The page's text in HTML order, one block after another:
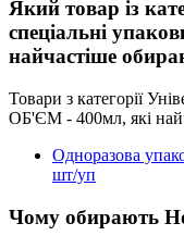
упаковка для ролів
пластикові
супниці одноразові
Який товар із
спеціальні
найчастіше
Товари з категорії
ОБ'ЄМ - 400мл, які
Одноразова
шт/уп
Чому обирають